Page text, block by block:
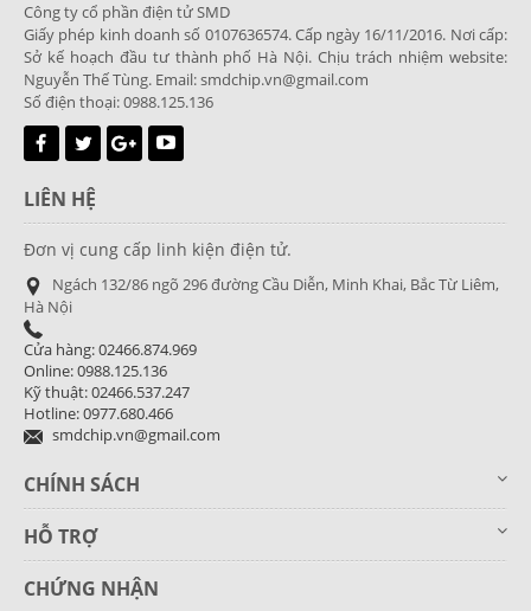
Công ty cổ phần điện tử SMD
Giấy phép kinh doanh số 0107636574. Cấp ngày 16/11/2016. Nơi cấp:
Sở kế hoạch đầu tư thành phố Hà Nội. Chịu trách nhiệm website:
Nguyễn Thế Tùng. Email: smdchip.vn@gmail.com
Số điện thoại: 0988.125.136
LIÊN HỆ
Đơn vị cung cấp linh kiện điện tử.
Ngách 132/86 ngõ 296 đường Cầu Diễn, Minh Khai, Bắc Từ Liêm,
Hà Nội
Cửa hàng: 02466.874.969
Online: 0988.125.136
Kỹ thuật: 02466.537.247
Hotline: 0977.680.466
smdchip.vn@gmail.com
CHÍNH SÁCH
HỖ TRỢ
CHỨNG NHẬN